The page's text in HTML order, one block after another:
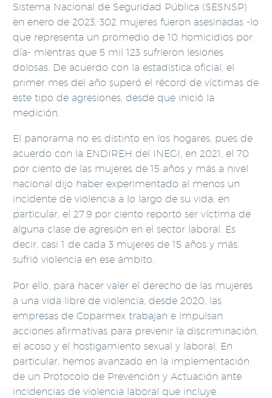
Sistema Nacional de Seguridad Pública (SESNSP)
en enero de 2023, 302 mujeres fueron asesinadas -lo
que representa un promedio de 10 homicidios por
día- mientras que 5 mil 123 sufrieron lesiones
dolosas. De acuerdo con la estadística oficial, el
primer mes del año superó el récord de víctimas de
este tipo de agresiones, desde que inició la
medición.
El panorama no es distinto en los hogares, pues de
acuerdo con la ENDIREH del INEGI, en 2021, el 70
por ciento de las mujeres de 15 años y más a nivel
nacional dijo haber experimentado al menos un
incidente de violencia a lo largo de su vida; en
particular, el 27.9 por ciento reportó ser víctima de
alguna clase de agresión en el sector laboral. Es
decir, casi 1 de cada 3 mujeres de 15 años y más,
sufrió violencia en ese ámbito.
Por ello, para hacer valer el derecho de las mujeres
a una vida libre de violencia, desde 2020, las
empresas de Coparmex trabajan e impulsan
acciones afirmativas para prevenir la discriminación,
el acoso y el hostigamiento sexual y laboral. En
particular, hemos avanzado en la implementación
de un Protocolo de Prevención y Actuación ante
incidencias de violencia laboral que incluye